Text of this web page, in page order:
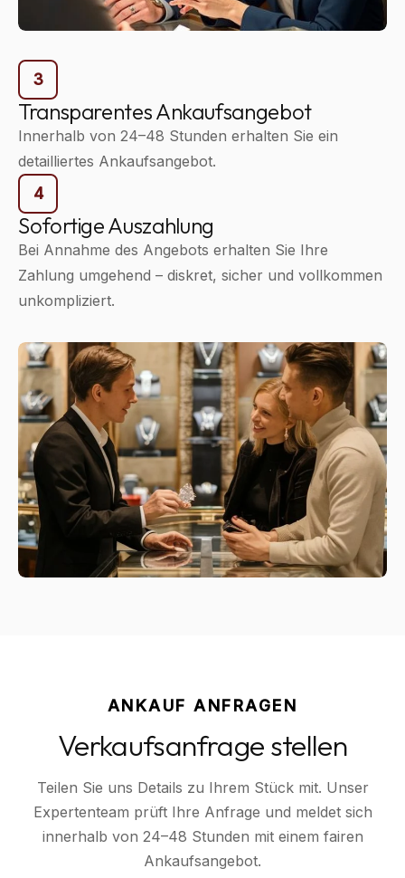
3
Transparentes Ankaufsangebot
Innerhalb von 24–48 Stunden erhalten Sie ein
detailliertes Ankaufsangebot.
4
Sofortige Auszahlung
Bei Annahme des Angebots erhalten Sie Ihre
Zahlung umgehend – diskret, sicher und vollkommen
unkompliziert.
ANKAUF ANFRAGEN
Verkaufsanfrage stellen
Teilen Sie uns Details zu Ihrem Stück mit. Unser
Expertenteam prüft Ihre Anfrage und meldet sich
innerhalb von 24–48 Stunden mit einem fairen
Ankaufsangebot.